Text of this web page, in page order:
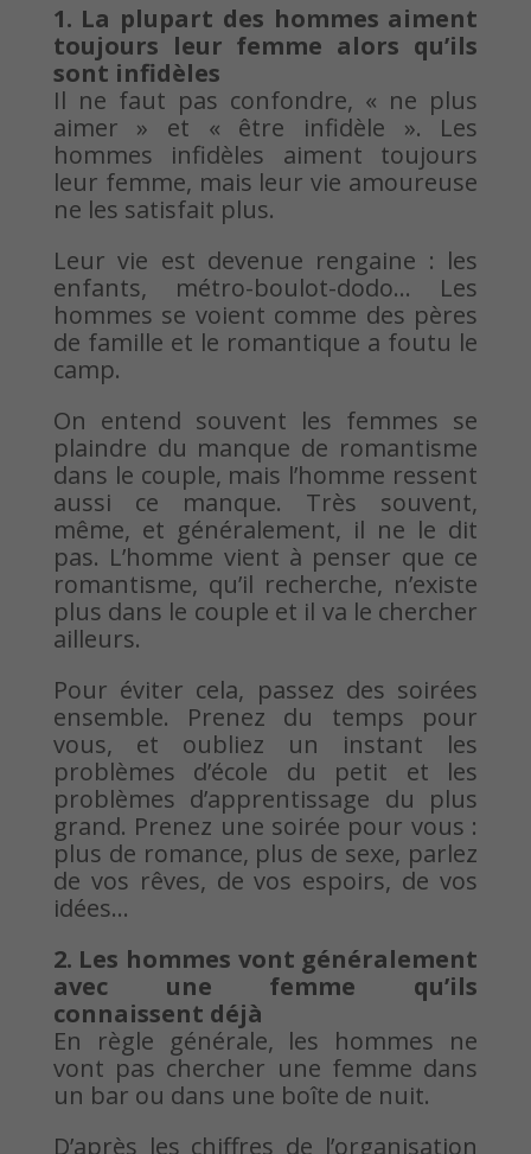
1. La plupart des hommes aiment
toujours leur femme alors qu’ils
sont infidèles
Il ne faut pas confondre, « ne plus
aimer » et « être infidèle ». Les
hommes infidèles aiment toujours
leur femme, mais leur vie amoureuse
ne les satisfait plus.
Leur vie est devenue rengaine : les
enfants, métro-boulot-dodo… Les
hommes se voient comme des pères
de famille et le romantique a foutu le
camp.
On entend souvent les femmes se
plaindre du manque de romantisme
dans le couple, mais l’homme ressent
aussi ce manque. Très souvent,
même, et généralement, il ne le dit
pas. L’homme vient à penser que ce
romantisme, qu’il recherche, n’existe
plus dans le couple et il va le chercher
ailleurs.
Pour éviter cela, passez des soirées
ensemble. Prenez du temps pour
vous, et oubliez un instant les
problèmes d’école du petit et les
problèmes d’apprentissage du plus
grand. Prenez une soirée pour vous :
plus de romance, plus de sexe, parlez
de vos rêves, de vos espoirs, de vos
idées…
2. Les hommes vont généralement
avec une femme qu’ils
connaissent déjà
En règle générale, les hommes ne
vont pas chercher une femme dans
un bar ou dans une boîte de nuit.
D’après les chiffres de l’organisation